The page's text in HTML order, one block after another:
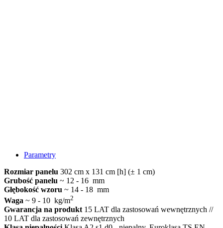
Parametry
Rozmiar panelu 302 cm x 131 cm [h] (± 1 cm)
Grubość panelu ~ 12 - 16 mm
Głębokość wzoru ~ 14 - 18 mm
Waga ~ 9 - 10 kg/m2
Gwarancja na produkt 15 LAT dla zastosowań wewnętrznych //
10 LAT dla zastosowań zewnętrznych